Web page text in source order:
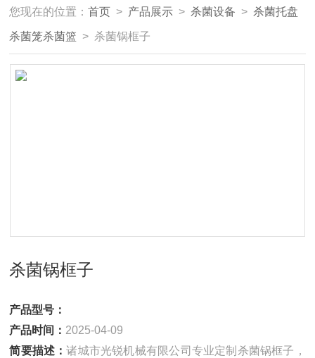
您现在的位置：首页 > 产品展示 > 杀菌设备 > 杀菌托盘
杀菌笼杀菌篮 > 杀菌锅框子
杀菌锅框子
产品型号：
产品时间： 2025-04-09
简要描述：诸城市光锐机械有限公司专业定制杀菌锅框子，